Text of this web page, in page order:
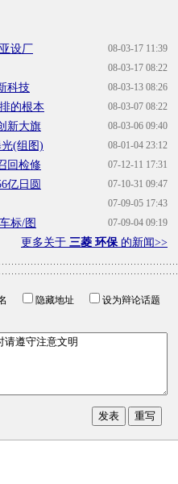
08-03-17 11:39
设厂
08-03-17 08:22
08-03-13 08:26
科技
08-03-07 08:22
的根本
08-03-06 09:40
新大旗
08-01-04 23:12
(组图)
07-12-11 17:31
回检修
07-10-31 09:47
亿日圆
07-09-05 17:43
07-09-04 09:19
标/图
更多关于 三菱 环保 的新闻>>
隐藏地址
设为辩论话题